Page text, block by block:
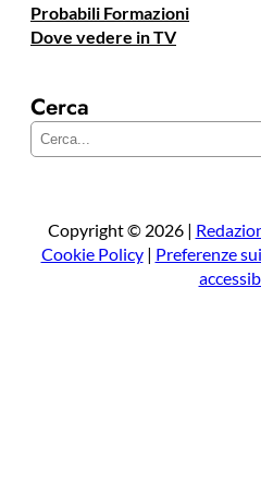
Probabili Formazioni
Dove vedere in TV
Cerca
e
a
Copyright © 2026 |
Cookie Policy| Preferenze